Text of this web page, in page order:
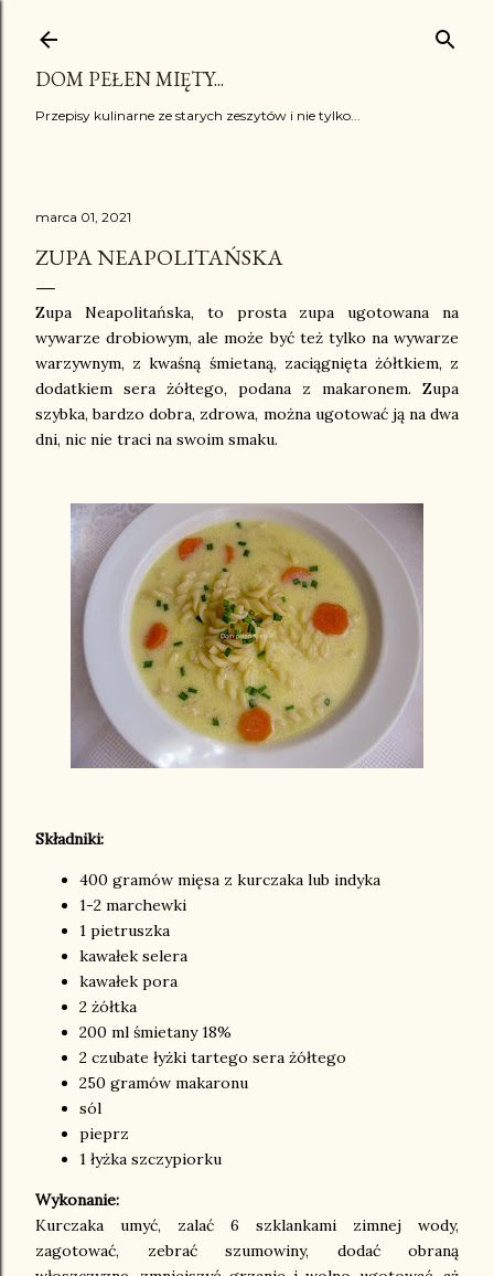
DOM PEŁEN MIĘTY...
Przepisy kulinarne ze starych zeszytów i nie tylko...
marca 01, 2021
ZUPA NEAPOLITAŃSKA
Zupa Neapolitańska, to prosta zupa ugotowana na
wywarze drobiowym, ale może być też tylko na wywarze
warzywnym, z kwaśną śmietaną, zaciągnięta żółtkiem, z
dodatkiem sera żółtego, podana z makaronem. Zupa
szybka, bardzo dobra, zdrowa, można ugotować ją na dwa
dni, nic nie traci na swoim smaku.
Składniki:
400 gramów mięsa z kurczaka lub indyka
1-2 marchewki
1 pietruszka
kawałek selera
kawałek pora
2 żółtka
200 ml śmietany 18%
2 czubate łyżki tartego sera żółtego
250 gramów makaronu
sól
pieprz
1 łyżka szczypiorku
Wykonanie:
Kurczaka umyć, zalać 6 szklankami zimnej wody,
zagotować, zebrać szumowiny, dodać obraną